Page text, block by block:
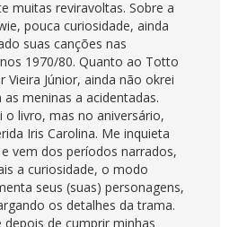
muitas reviravoltas. Sobre a
pouca curiosidade, ainda
suas canções nas
1970/80. Quanto ao Totto
Vieira Júnior, ainda não okrei
meninas a acidentadas.
o livro, mas no aniversário,
Iris Carolina. Me inquieta
vem dos períodos narrados,
a curiosidade, o modo
seus (suas) personagens,
os detalhes da trama.
de cumprir minhas